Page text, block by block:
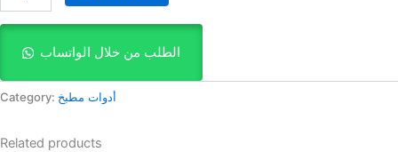
الطلب من خلال الواتساب
Category: أدوات مطبخ
Related products